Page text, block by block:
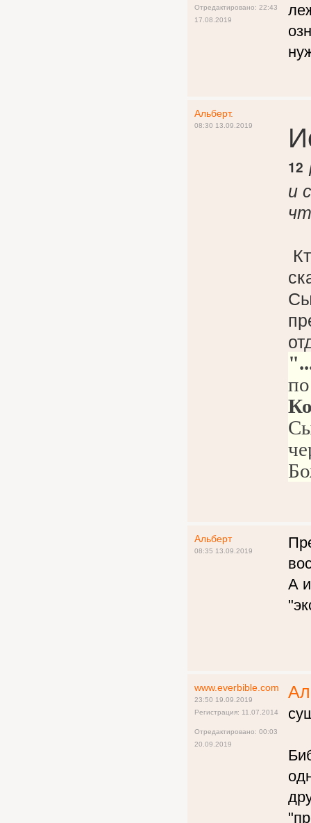
Отредактировано: 22:43
17.08.2019
Альберт.
08:30 13.09.2019
12
и
Альберт
08:35 13.09.2019
А
www.everbible.com
23:50 19.09.2019
Регистрация: 11.07.2014
Отредактировано: 00:03
20.09.2019